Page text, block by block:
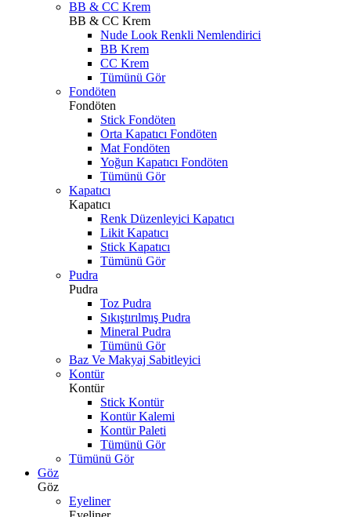
BB & CC Krem
BB & CC Krem
Nude Look Renkli Nemlendirici
BB Krem
CC Krem
Tümünü Gör
Fondöten
Fondöten
Stick Fondöten
Orta Kapatıcı Fondöten
Mat Fondöten
Yoğun Kapatıcı Fondöten
Tümünü Gör
Kapatıcı
Kapatıcı
Renk Düzenleyici Kapatıcı
Likit Kapatıcı
Stick Kapatıcı
Tümünü Gör
Pudra
Pudra
Toz Pudra
Sıkıştırılmış Pudra
Mineral Pudra
Tümünü Gör
Baz Ve Makyaj Sabitleyici
Kontür
Kontür
Stick Kontür
Kontür Kalemi
Kontür Paleti
Tümünü Gör
Tümünü Gör
Göz
Göz
Eyeliner